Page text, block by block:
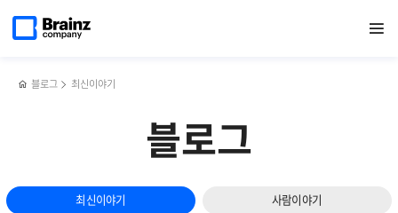
열기
페이지로
블로그 최신이야기
블로그
최신이야기 사람이야기
성과를
모니터링의
중요성과
다음
슬라이드